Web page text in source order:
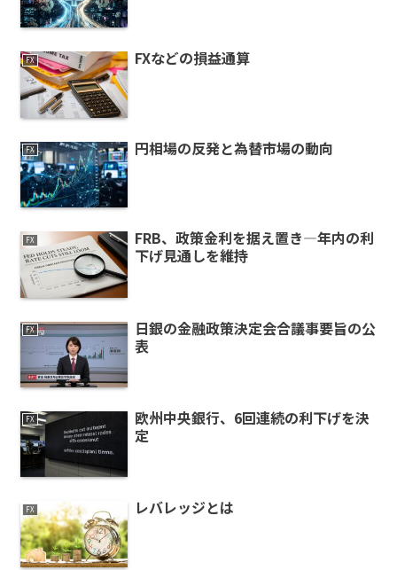
FX FXなどの損益通算
FX 円相場の反発と為替市場の動向
FX
FRB、政策金利を据え置き—年内の利
下げ見通しを維持
FX
日銀の金融政策決定会合議事要旨の公
表
FX
欧州中央銀行、6回連続の利下げを決
定
FX レバレッジとは